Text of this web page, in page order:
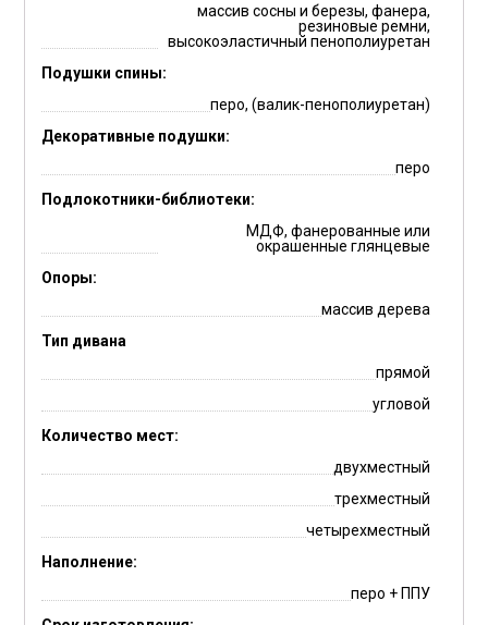
массив сосны и березы, фанера,
резиновые ремни,
высокоэластичный пенополиуретан
Подушки спины:
перо, (валик-пенополиуретан)
Декоративные подушки:
перо
Подлокотники-библиотеки:
МДФ, фанерованные или
окрашенные глянцевые
Опоры:
массив дерева
Тип дивана
прямой
угловой
Количество мест:
двухместный
трехместный
четырехместный
Наполнение:
перо + ППУ